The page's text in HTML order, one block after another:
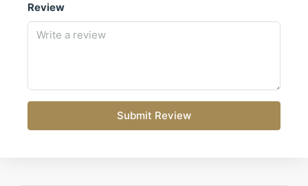
Review
Submit Review